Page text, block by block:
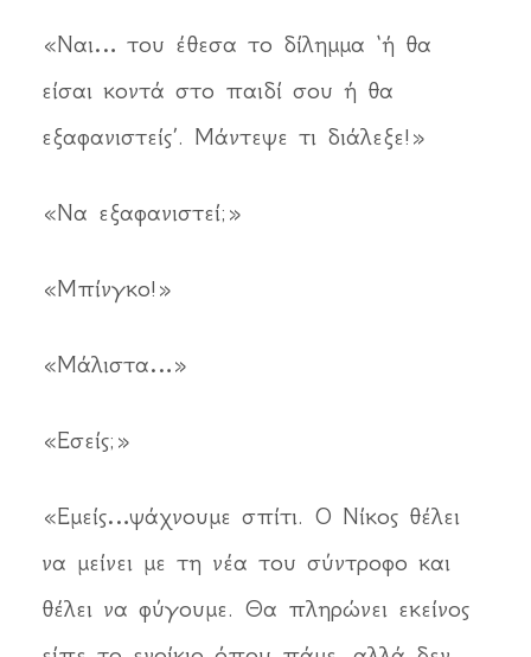
«Ναι… του έθεσα το δίλημμα ‘ή θα
είσαι κοντά στο παιδί σου ή θα
εξαφανιστείς’. Μάντεψε τι διάλεξε!»
«Να εξαφανιστεί;»
«Μπίνγκο!»
«Μάλιστα…»
«Εσείς;»
«Εμείς…ψάχνουμε σπίτι. Ο Νίκος θέλει
να μείνει με τη νέα του σύντροφο και
θέλει να φύγουμε. Θα πληρώνει εκείνος